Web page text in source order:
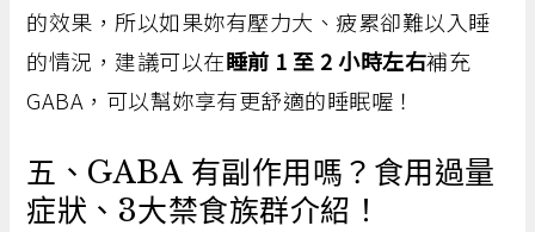
的效果，所以如果妳有壓力大、疲累卻難以入睡
的情況，建議可以在睡前 1 至 2 小時左右補充
GABA，可以幫妳享有更舒適的睡眠喔！
五、GABA 有副作用嗎？食用過量
症狀、3大禁食族群介紹！